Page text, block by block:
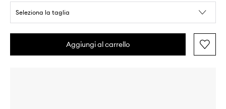
Seleziona la taglia
Aggiungi al carrello